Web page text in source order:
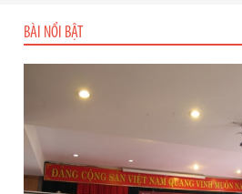
BÀI NỔI BẬT